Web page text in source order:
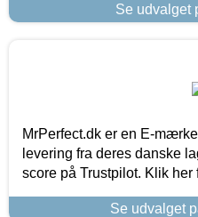
Se udvalget
MrPerfect.dk er en E-
levering fra deres danske
score på Trustpilot. Klik her
Se udvalget